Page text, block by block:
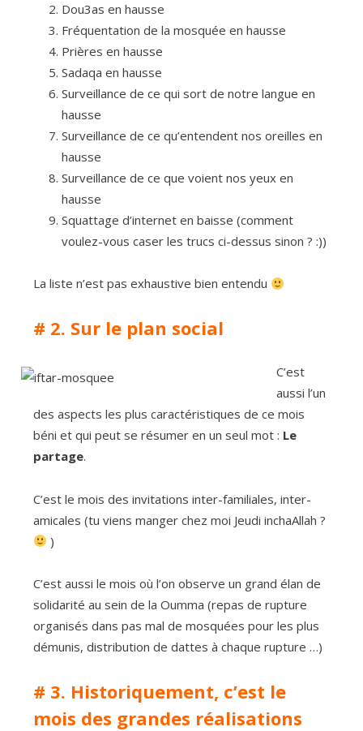
Dou3as en hausse
Fréquentation de la mosquée en hausse
Prières en hausse
Sadaqa en hausse
Surveillance de ce qui sort de notre langue en
hausse
Surveillance de ce qu’entendent nos oreilles en
hausse
Surveillance de ce que voient nos yeux en
hausse
Squattage d’internet en baisse (comment
voulez-vous caser les trucs ci-dessus sinon ? :))
La liste n’est pas exhaustive bien entendu
# 2. Sur le plan social
C’est
aussi l’un
des aspects les plus caractéristiques de ce mois
béni et qui peut se résumer en un seul mot : Le
partage.
C’est le mois des invitations inter-familiales, inter-
amicales (tu viens manger chez moi Jeudi inchaAllah ?
)
C’est aussi le mois où l’on observe un grand élan de
solidarité au sein de la Oumma (repas de rupture
organisés dans pas mal de mosquées pour les plus
démunis, distribution de dattes à chaque rupture …)
# 3. Historiquement, c’est le
mois des grandes réalisations